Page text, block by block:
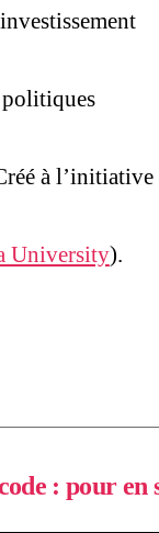
politiques
à l’initiative
University).
: pour en